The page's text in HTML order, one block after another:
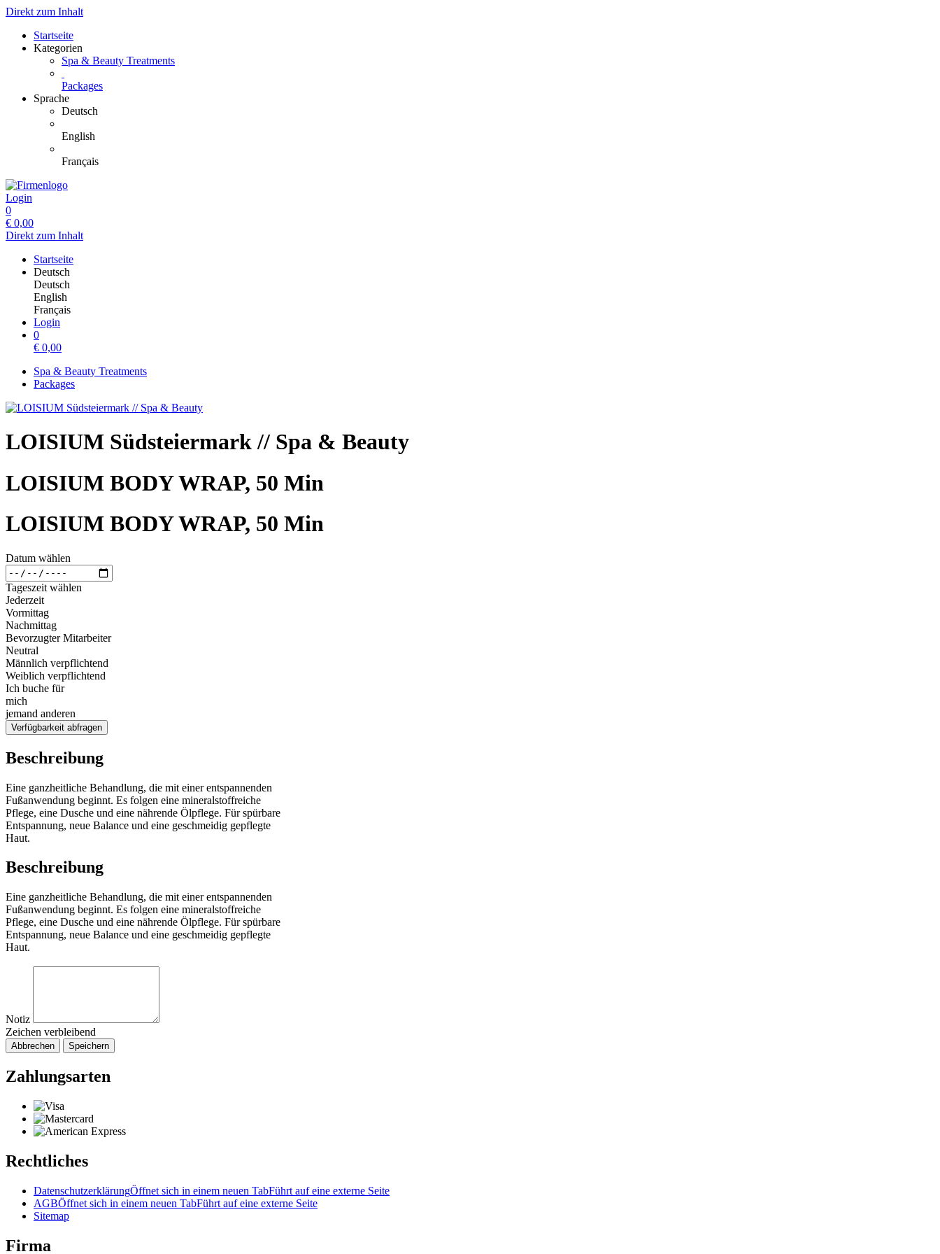
Direkt zum Inhalt
Startseite
Kategorien
Spa & Beauty Treatments
Packages
Sprache
Deutsch
English
Français
Login
0
€ 0,00
Direkt zum Inhalt
Startseite
Deutsch
Deutsch
English
Français
Login
0
€ 0,00
Spa & Beauty Treatments
Packages
LOISIUM Südsteiermark // Spa & Beauty
LOISIUM BODY WRAP, 50 Min
LOISIUM BODY WRAP, 50 Min
Datum wählen
Tageszeit wählen
Jederzeit
Vormittag
Nachmittag
Bevorzugter Mitarbeiter
Neutral
Männlich verpflichtend
Weiblich verpflichtend
Ich buche für
mich
jemand anderen
Verfügbarkeit abfragen
Beschreibung
Eine ganzheitliche Behandlung, die mit einer entspannenden
Fußanwendung beginnt. Es folgen eine mineralstoffreiche
Pflege, eine Dusche und eine nährende Ölpflege. Für spürbare
Entspannung, neue Balance und eine geschmeidig gepflegte
Haut.
Beschreibung
Eine ganzheitliche Behandlung, die mit einer entspannenden
Fußanwendung beginnt. Es folgen eine mineralstoffreiche
Pflege, eine Dusche und eine nährende Ölpflege. Für spürbare
Entspannung, neue Balance und eine geschmeidig gepflegte
Haut.
Notiz
Zeichen verbleibend
Abbrechen Speichern
Zahlungsarten
Rechtliches
DatenschutzerklärungÖffnet sich in einem neuen TabFührt auf eine externe Seite
AGBÖffnet sich in einem neuen TabFührt auf eine externe Seite
Sitemap
Firma